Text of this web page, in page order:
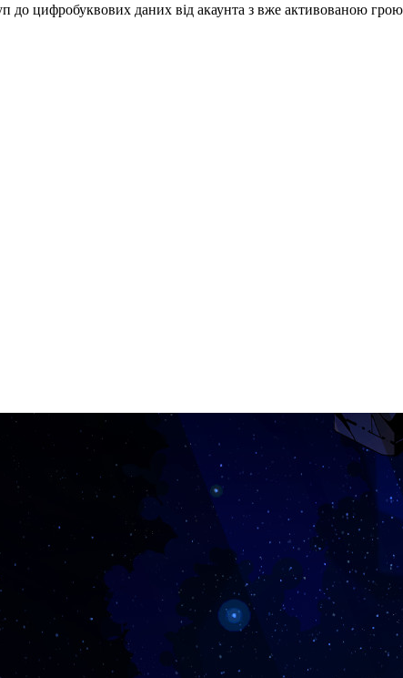
цифробуквових даних від акаунта з вже активованою